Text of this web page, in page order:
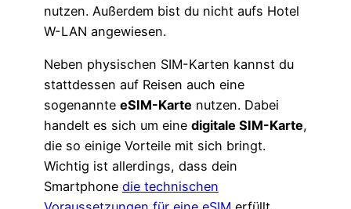
nutzen. Außerdem bist du nicht aufs Hotel
W-LAN angewiesen.
Neben physischen SIM-Karten kannst du
stattdessen auf Reisen auch eine
sogenannte eSIM-Karte nutzen. Dabei
handelt es sich um eine digitale SIM-Karte,
die so einige Vorteile mit sich bringt.
Wichtig ist allerdings, dass dein
Smartphone die technischen